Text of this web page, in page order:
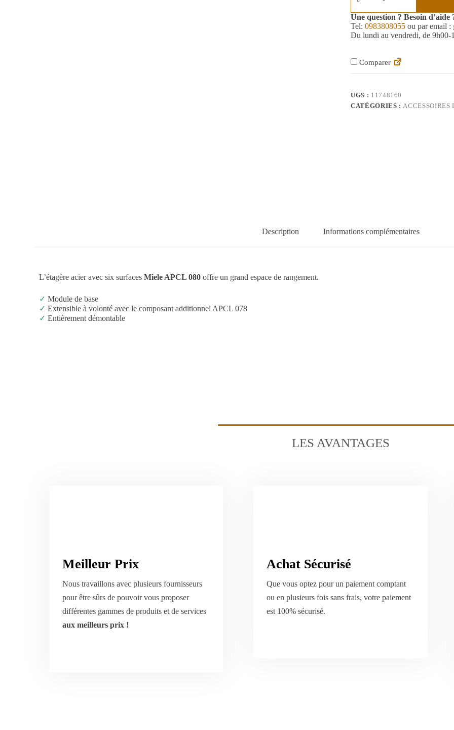
Une question ? Besoin d’aide
Tel: 0983808055 ou par email :
Du lundi au vendredi, de 9h00-
Comparer
UGS : 11748160
CATÉGORIES :ACCESSOIRES
Description Informations complémentaires
L’étagère acier avec six surfacesMiele APCL 080 offre un grand espace de rangement.
✓ Module de base
✓ Extensible à volonté avec le composant additionnel APCL 078
✓ Entièrement démontable
LES AVANTAGES
Meilleur Prix
Nous travaillons avec plusieurs fournisseurs
pour être sûrs de pouvoir vous proposer
différentes gammes de produits et de services
aux meilleurs prix !
Achat Sécurisé
Que vous optez pour un paiement comptant
ou en plusieurs fois sans frais, votre paiement
est 100% sécurisé.